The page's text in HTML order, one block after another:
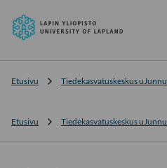
Siirry
suoraan
yliopisto
Etusivu Tiedekasvatuskeskus uJunnu
Etusivu Tiedekasvatuskeskus uJunnu